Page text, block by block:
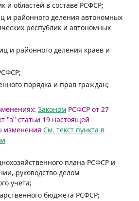
и областей в составе РСФСР;
и районного деления автономных
республик и автономных
и районного деления краев и
порядка и прав граждан;
Законом РСФСР от 27
"з" статьи 19 настоящей
изменения См. текст пункта в
плана РСФСР и
руководство делом
учета;
бюджета РСФСР;